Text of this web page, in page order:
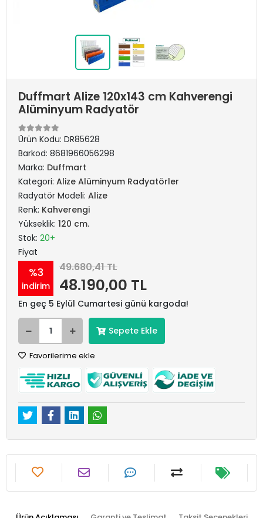
Duffmart Alize 120x143 cm Kahverengi
Alüminyum Radyatör
Ürün Kodu: DR85628
Barkod: 8681966056298
Marka: Duffmart
Kategori: Alize Alüminyum Radyatörler
Radyatör Modeli: Alize
Renk: Kahverengi
Yükseklik: 120 cm.
Stok: 20+
Fiyat
%3
indirim
49.680,41 TL
48.190,00 TL
En geç 5 Eylül Cumartesi günü kargoda!
Sepete Ekle
Favorilerime ekle